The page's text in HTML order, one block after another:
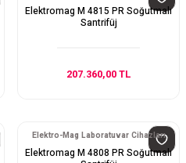
Elektromag M 4815 PR Soğutmalı
Santrifüj
207.360,00 TL
Elektro-Mag Laboratuvar Cihazları
Elektromag M 4808 PR Soğutmalı